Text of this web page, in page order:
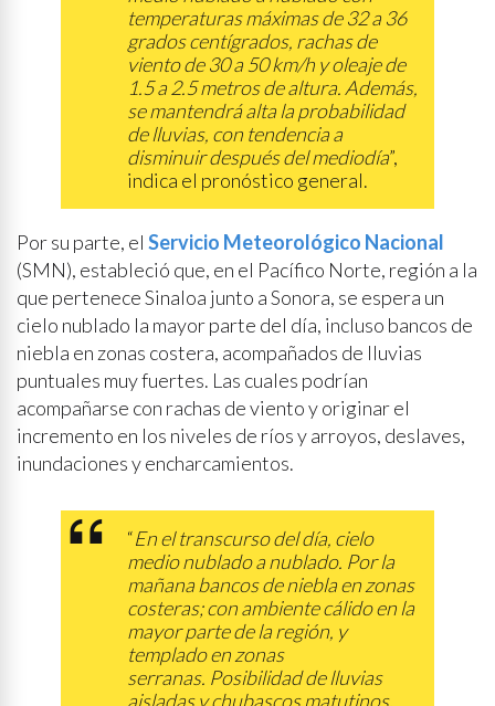
temperaturas máximas de 32 a 36
grados centígrados, rachas de
viento de 30 a 50 km/h y oleaje de
1.5 a 2.5 metros de altura. Además,
se mantendrá alta la probabilidad
de lluvias, con tendencia a
disminuir después del mediodía”,
indica el pronóstico general.
Por su parte, el Servicio Meteorológico Nacional
(SMN), estableció que, en el Pacífico Norte, región a la
que pertenece Sinaloa junto a Sonora, se espera un
cielo nublado la mayor parte del día, incluso bancos de
niebla en zonas costera, acompañados de lluvias
puntuales muy fuertes. Las cuales podrían
acompañarse con rachas de viento y originar el
incremento en los niveles de ríos y arroyos, deslaves,
inundaciones y encharcamientos.
“En el transcurso del día, cielo
medio nublado a nublado. Por la
mañana bancos de niebla en zonas
costeras; con ambiente cálido en la
mayor parte de la región, y
templado en zonas
serranas. Posibilidad de lluvias
aisladas y chubascos matutinos.